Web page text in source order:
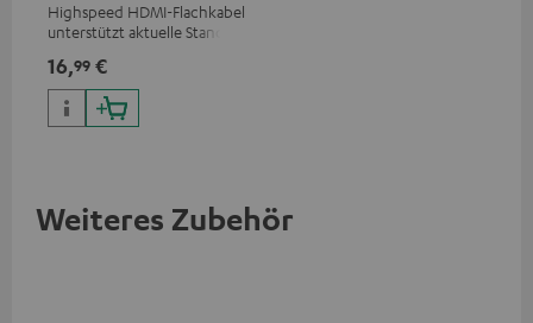
Highspeed HDMI-Flachkabel
unterstützt aktuelle Standards
16,99 €
Weiteres Zubehör